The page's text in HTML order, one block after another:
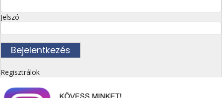
Jelszó
Regisztrálok